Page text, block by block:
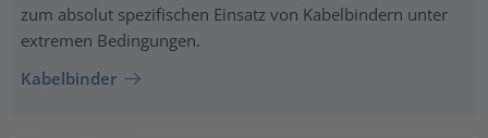
zum absolut spezifischen Einsatz von Kabelbindern unter
extremen Bedingungen.
Kabelbinder